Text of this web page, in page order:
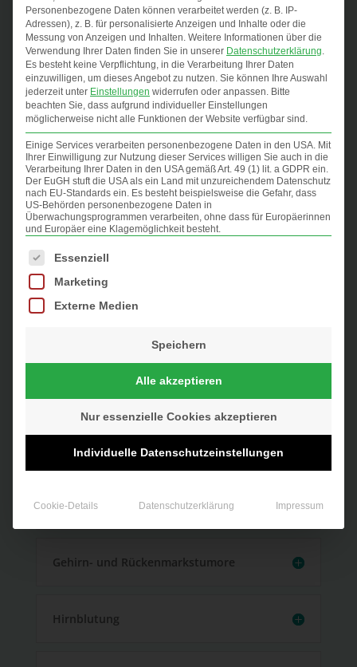
T36-T50
Vergiftungen durch Arzneimittel,
Drogen und biologisch aktive Substanzen
T51-T65Toxische Wirkungen von vorwiegend
nicht medizinisch verwendeten Substanzen
T66-T78Sonstige und nicht näher
bezeichnete Schäden durch äußere Ursachen
T90-T98 Folgen von Verletzungen,
Vergiftungen und sonstigen Auswirkungen
äußerer Ursachen
Schlaganfall
Neuropathien
Morbus Parkinson
Gehirn- und Rückenmarkstumore
Hirnblutung
Personenbezogene Daten können verarbeitet werden (z. B. IP-
Adressen), z. B. für personalisierte Anzeigen und Inhalte oder die
Messung von Anzeigen und Inhalten. Weitere Informationen über die
Verwendung Ihrer Daten finden Sie in unserer Datenschutzerklärung.
Es besteht keine Verpflichtung, in die Verarbeitung Ihrer Daten
einzuwilligen, um dieses Angebot zu nutzen. Sie können Ihre Auswahl
jederzeit unter Einstellungen widerrufen oder anpassen. Bitte
beachten Sie, dass aufgrund individueller Einstellungen
möglicherweise nicht alle Funktionen der Website verfügbar sind.
Einige Services verarbeiten personenbezogene Daten in den USA. Mit
Ihrer Einwilligung zur Nutzung dieser Services willigen Sie auch in die
Verarbeitung Ihrer Daten in den USA gemäß Art. 49 (1) lit. a GDPR ein.
Der EuGH stuft die USA als ein Land mit unzureichendem Datenschutz
nach EU-Standards ein. Es besteht beispielsweise die Gefahr, dass
US-Behörden personenbezogene Daten in
Überwachungsprogrammen verarbeiten, ohne dass für Europäerinnen
und Europäer eine Klagemöglichkeit besteht.
Es folgt eine Liste der Service-Gruppen, für die eine
Essenziell
Marketing
Externe Medien
Speichern
Alle akzeptieren
Nur essenzielle Cookies akzeptieren
Individuelle Datenschutzeinstellungen
Cookie-Details Datenschutzerklärung Impressum